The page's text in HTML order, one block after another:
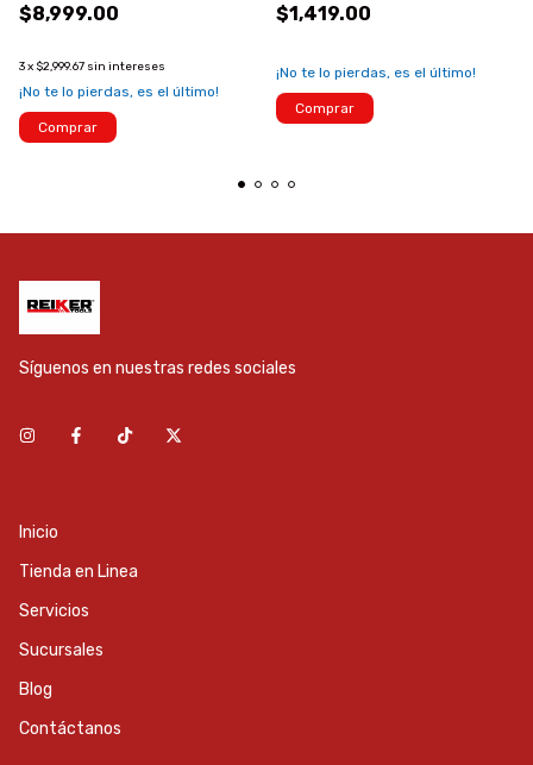
$8,999.00
3x $2,999.67 sin intereses
¡No te lo pierdas, es el último!
Comprar
$1,419.00
¡No te lo pierdas, es el último!
Comprar
Síguenos en nuestras redes sociales
Inicio
Tienda en Linea
Servicios
Sucursales
Blog
Contáctanos